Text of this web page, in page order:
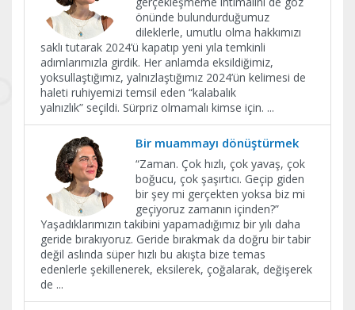
önünde bulundurduğumuz
dileklerle, umutlu olma hakkımızı
saklı tutarak 2024’ü kapatıp yeni yıla temkinli
adımlarımızla girdik. Her anlamda eksildiğimiz,
yoksullaştığımız, yalnızlaştığımız 2024’ün kelimesi de
haleti ruhiyemizi temsil eden “kalabalık
yalnızlık” seçildi. Sürpriz olmamalı kimse için. ...
Bir muammayı dönüştürmek
“Zaman. Çok hızlı, çok yavaş, çok
boğucu, çok şaşırtıcı. Geçip giden
bir şey mi gerçekten yoksa biz mi
geçiyoruz zamanın içinden?”
Yaşadıklarımızın takibini yapamadığımız bir yılı daha
geride bırakıyoruz. Geride bırakmak da doğru bir tabir
değil aslında süper hızlı bu akışta bize temas
edenlerle şekillenerek, eksilerek, çoğalarak, değişerek
de ...